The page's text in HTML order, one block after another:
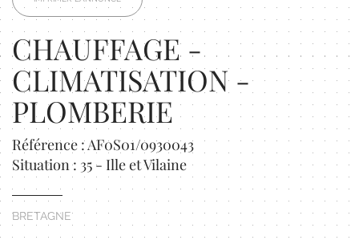
CHAUFFAGE -
CLIMATISATION -
PLOMBERIE
Référence : AF0S01/0930043
Situation : 35 - Ille et Vilaine
BRETAGNE